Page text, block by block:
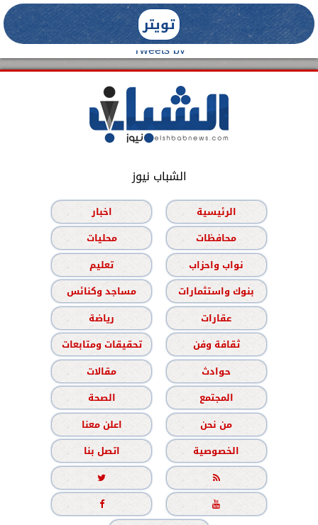
تويتر
Tweets by
الشباب نيوز
الرئيسية
اخبار
محافظات
محليات
نواب واحزاب
تعليم
بنوك واستثمارات
مساجد وكنائس
عقارات
رياضة
ثقافة وفن
تحقيقات ومتابعات
حوادث
مقالات
المجتمع
الصحة
من نحن
اعلن معنا
الخصوصية
اتصل بنا



